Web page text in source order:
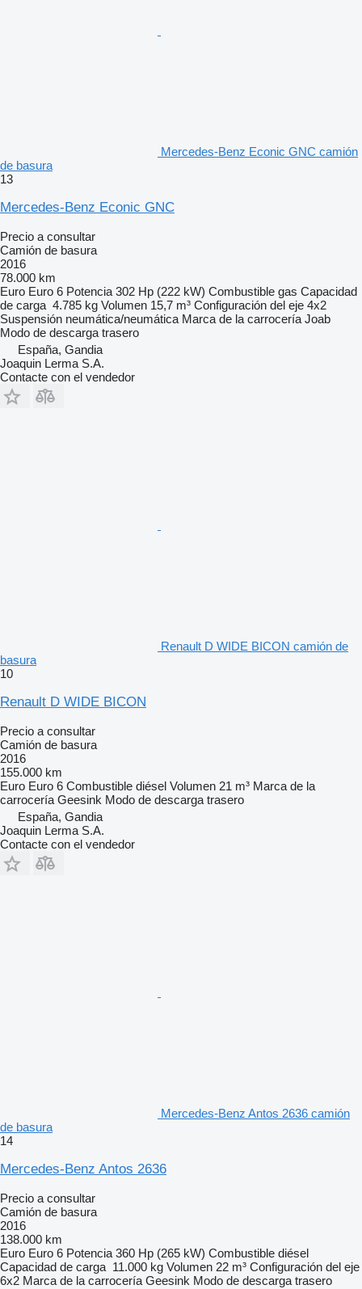
Mercedes-Benz Econic GNC camión
de basura
13
Mercedes-Benz Econic GNC
Precio a consultar
Camión de basura
2016
78.000 km
Euro Euro 6 Potencia 302 Hp (222 kW) Combustible gas Capacidad
de carga 4.785 kg Volumen 15,7 m³ Configuración del eje 4x2
Suspensión neumática/neumática Marca de la carrocería Joab
Modo de descarga trasero
España, Gandia
Joaquin Lerma S.A.
Contacte con el vendedor
Renault D WIDE BICON camión de
basura
10
Renault D WIDE BICON
Precio a consultar
Camión de basura
2016
155.000 km
Euro Euro 6 Combustible diésel Volumen 21 m³ Marca de la
carrocería Geesink Modo de descarga trasero
España, Gandia
Joaquin Lerma S.A.
Contacte con el vendedor
Mercedes-Benz Antos 2636 camión
de basura
14
Mercedes-Benz Antos 2636
Precio a consultar
Camión de basura
2016
138.000 km
Euro Euro 6 Potencia 360 Hp (265 kW) Combustible diésel
Capacidad de carga 11.000 kg Volumen 22 m³ Configuración del eje
6x2 Marca de la carrocería Geesink Modo de descarga trasero